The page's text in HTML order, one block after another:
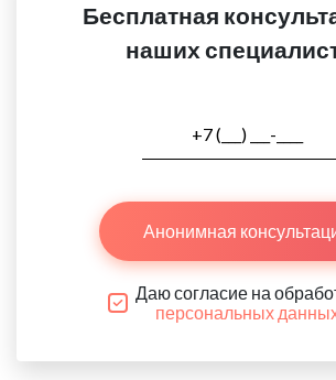
Бесплатная
наших
Анонимная
Даю согласие на
персональных